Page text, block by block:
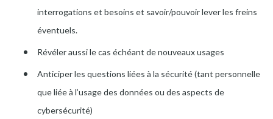
interrogations et besoins et savoir/pouvoir lever les freins
éventuels.
Révéler aussi le cas échéant de nouveaux usages
Anticiper les questions liées à la sécurité (tant personnelle
que liée à l’usage des données ou des aspects de
cybersécurité)